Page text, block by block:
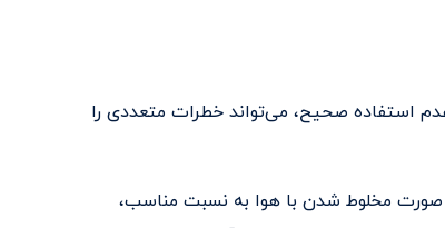
استفاده صحیح، می‌تواند خطرات متعددی را
مخلوط شدن با هوا به نسبت مناسب،